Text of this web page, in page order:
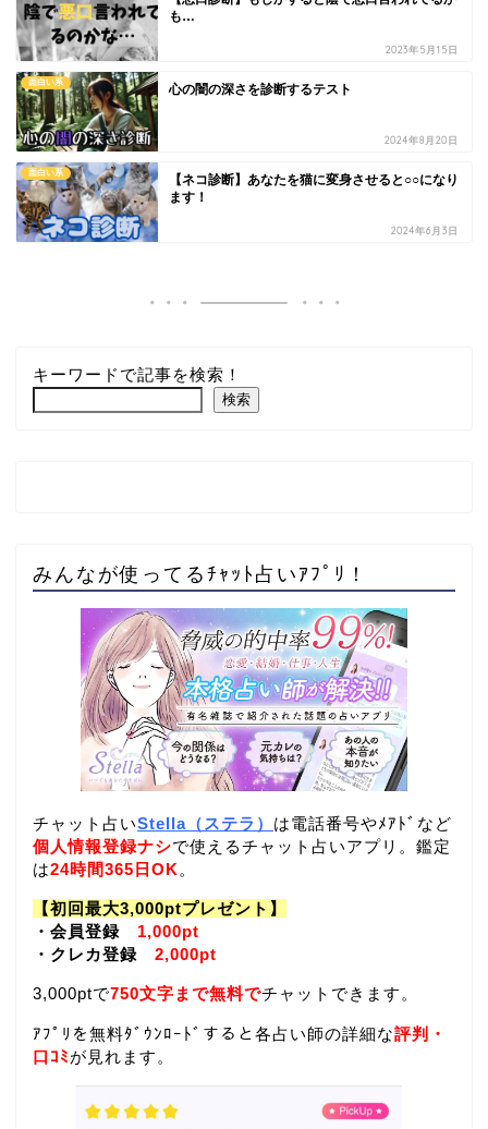
も…
2023年5月15日
面白い系 心の闇の深さを診断するテスト
2024年8月20日
面白い系
【ネコ診断】あなたを猫に変身させると○○になり
ます！
2024年6月3日
キーワードで記事を検索！
検索
みんなが使ってるﾁｬｯﾄ占いｱﾌﾟﾘ！
チャット占いStella（ステラ） は電話番号やﾒｱﾄﾞなど
個人情報登録ナシで使えるチャット占いアプリ。鑑定
は24時間365日OK 。
【初回最大3,000ptプレゼント】
・会員登録 1,000pt
・クレカ登録 2,000pt
3,000ptで750文字まで無料でチャットできます。
ｱﾌﾟﾘを無料ﾀﾞｳﾝﾛｰﾄﾞすると各占い師の詳細な評判・
口ｺﾐが見れます。